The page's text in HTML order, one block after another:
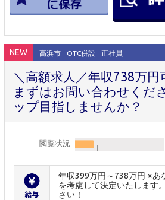
NEW 高浜市 OTC併設 正社員
＼高額求人／年収738万円
まずはお問い合わせくだ
ップ目指しませんか？
閲覧状況
年収399万円～738万円 ※あ
を考慮して決定いたします
さい！